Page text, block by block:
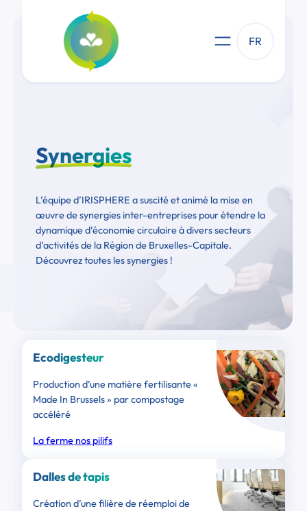
FR
Synergies
L’équipe d’IRISPHERE a suscité et animé la mise en
œuvre de synergies inter-entreprises pour étendre la
dynamique d’économie circulaire à divers secteurs
d’activités de la Région de Bruxelles-Capitale.
Découvrez toutes les synergies !
Ecodigesteur
Production d’une matière fertilisante «
Made In Brussels » par compostage
accéléré
La ferme nos pilifs
Dalles de tapis
Création d’une filière de réemploi de